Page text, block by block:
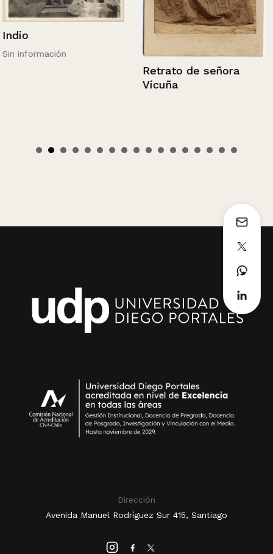
Indio
Sin información
Retrato de señora
Vicuña
Dirección
Avenida Manuel Rodríguez Sur 415, Santiago